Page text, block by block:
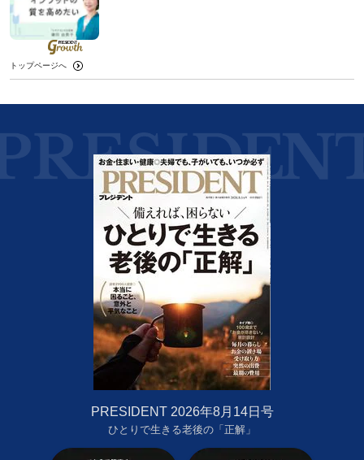
トップページへ
PRESIDENT 2026年8月14日号
ひとりで生きる老後の「正解」